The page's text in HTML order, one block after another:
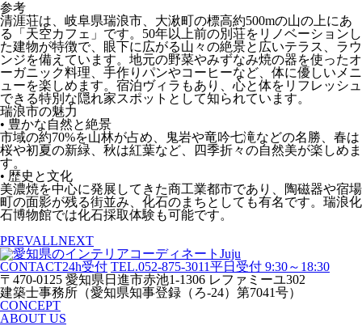
参考
清涯荘は、岐阜県瑞浪市、大湫町の標高約500mの山の上にあ
る「天空カフェ」です。50年以上前の別荘をリノベーションし
た建物が特徴で、眼下に広がる山々の絶景と広いテラス、ラウ
ンジを備えています。地元の野菜やみずなみ焼の器を使ったオ
ーガニック料理、手作りパンやコーヒーなど、体に優しいメニ
ューを楽しめます。宿泊ヴィラもあり、心と体をリフレッシュ
できる特別な隠れ家スポットとして知られています。
瑞浪市の魅力
• 豊かな自然と絶景
市域の約70%を山林が占め、鬼岩や竜吟七滝などの名勝、春は
桜や初夏の新緑、秋は紅葉など、四季折々の自然美が楽しめま
す。
• 歴史と文化
美濃焼を中心に発展してきた商工業都市であり、陶磁器や宿場
町の面影が残る街並み、化石のまちとしても有名です。瑞浪化
石博物館では化石採取体験も可能です。
PREVALLNEXT
CONTACT24h受付 TEL.052-875-3011平日受付 9:30～18:30
〒470-0125 愛知県日進市赤池1-1306 レファミーユ302
建築士事務所（愛知県知事登録（ろ-24）第7041号）
CONCEPT
ABOUT US